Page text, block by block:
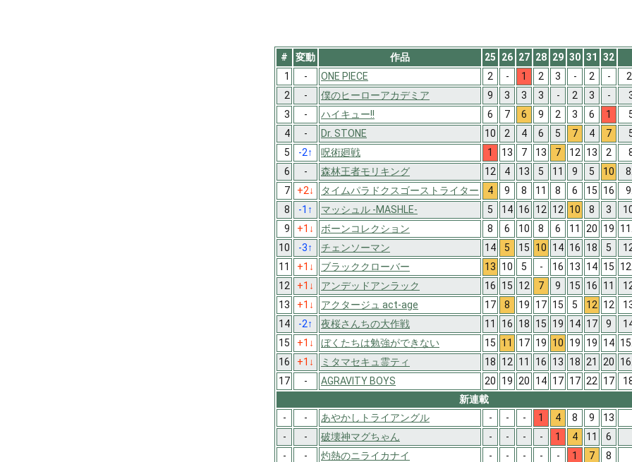
# 変動 作品 25 26 27 28 29 30 31 32
1
- ONE PIECE 2 - 1 2 3 - 2 -
2
- 僕のヒーローアカデミア 9 3 3 3 - 2 3 -
3
- ハイキュー!! 6 7 6 9 2 3 6 1
4
- Dr. STONE 10 2 4 6 5 7 4 7
5
-2↑ 呪術廻戦 1 13 7 13 7 12 13 2
6
- 森林王者モリキング 12 4 13 5 11 9 5 10
7
+2↓ タイムパラドクスゴーストライター 4 9 8 11 8 6 15 16
8
-1 ↑ マッシュル -MASHLE- 5 14 16 12 12 10 8 3
9
+1 ↓ ボーンコレクション 8 6 10 8 6 11 20 19
10
-3↑ チェンソーマン 14 5 15 10 14 16 18 5
11
+1 ↓ ブラッククローバー 13 10 5 - 16 13 14 15
12
+1 ↓ アンデッドアンラック 16 15 12 7 9 15 16 11
13
+1 ↓ アクタージュ act-age 17 8 19 17 15 5 12 12
14
-2↑ 夜桜さんちの大作戦 11 16 18 15 19 14 17 9
15
+1 ↓ ぼくたちは勉強ができない 15 11 17 19 10 19 19 14
16
+1 ↓ ミタマセキュ霊ティ 18 12 11 16 13 18 21 20
17
- AGRAVITY BOYS 20 19 20 14 17 17 22 17
新連載
-
- あやかしトライアングル - - - 1 4 8 9 13
-
- 破壊神マグちゃん - - - - 1 4 11 6
-
- 灼熱のニライカナイ - - - - - 1 7 8